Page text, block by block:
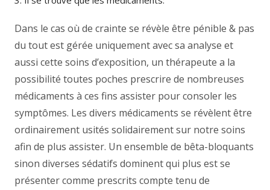
Dans le cas où de crainte se révèle être pénible & pas
du tout est gérée uniquement avec sa analyse et
aussi cette soins d’exposition, un thérapeute a la
possibilité toutes poches prescrire de nombreuses
médicaments à ces fins assister pour consoler les
symptômes. Les divers médicaments se révèlent être
ordinairement usités solidairement sur notre soins
afin de plus assister. Un ensemble de bêta-bloquants
sinon diverses sédatifs dominent qui plus est se
présenter comme prescrits compte tenu de